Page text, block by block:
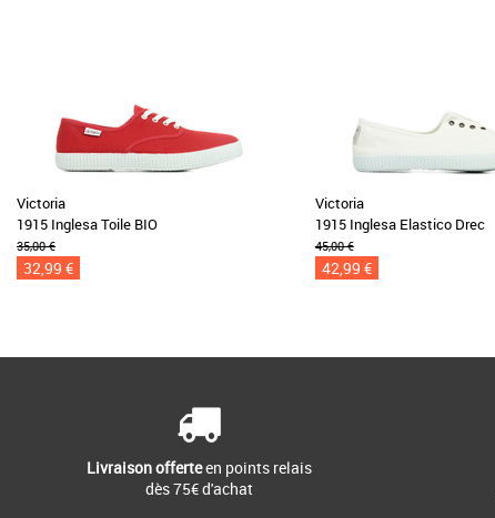
Victoria
1915 Inglesa Toile BIO
35,00 €
32,99 €
Victoria
1915 Inglesa Elastico Drec
45,00 €
42,99 €
Livraison offerteen points relais
dès 75€ d'achat